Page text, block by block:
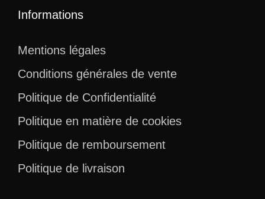
Informations
Mentions légales
Conditions générales de vente
Politique de Confidentialité
Politique en matière de cookies
Politique de remboursement
Politique de livraison